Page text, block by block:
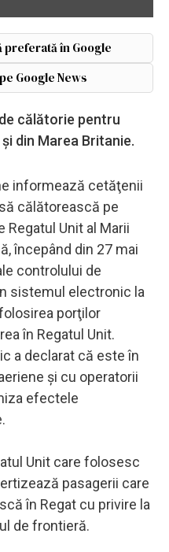
preferată în Google
Google News
călătorie pentru
din Marea Britanie.
informează cetăţenii
călătorească pe
Regatul Unit al Marii
începând din 27 mai
controlului de
sistemul electronic la
porţilor
în Regatul Unit.
a declarat că este în
şi cu operatorii
efectele
Unit care folosesc
pasagerii care
în Regat cu privire la
de frontieră.